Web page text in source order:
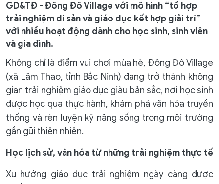
GD&TĐ - Đông Đô Village với mô hình “tổ hợp
trải nghiệm di sản và giáo dục kết hợp giải trí”
với nhiều hoạt động dành cho học sinh, sinh viên
và gia đình.
Không chỉ là điểm vui chơi mùa hè, Đông Đô Village
(xã Lâm Thao, tỉnh Bắc Ninh) đang trở thành không
gian trải nghiệm giáo dục giàu bản sắc, nơi học sinh
được học qua thực hành, khám phá văn hóa truyền
thống và rèn luyện kỹ năng sống trong môi trường
gần gũi thiên nhiên.
Học lịch sử, văn hóa từ những trải nghiệm thực tế
Xu hướng giáo dục trải nghiệm ngày càng được